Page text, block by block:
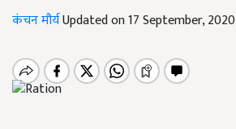
कंचन मौर्यUpdated on 17 September,